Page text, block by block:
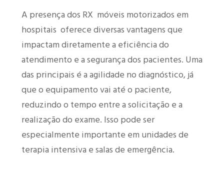
A presença dos RX móveis motorizados em
hospitais oferece diversas vantagens que
impactam diretamente a eficiência do
atendimento e a segurança dos pacientes. Uma
das principais é a agilidade no diagnóstico, já
que o equipamento vai até o paciente,
reduzindo o tempo entre a solicitação e a
realização do exame. Isso pode ser
especialmente importante em unidades de
terapia intensiva e salas de emergência.